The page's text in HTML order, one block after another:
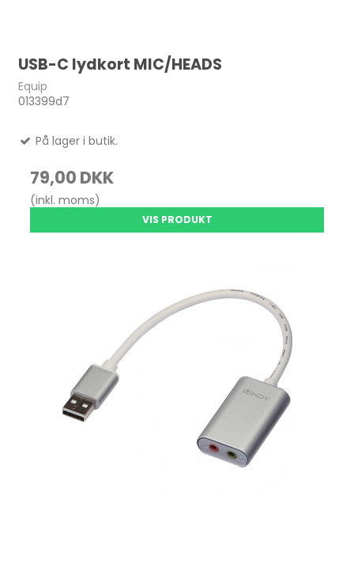
USB-C lydkort MIC/HEADS
Equip
013399d7
På lager i butik.
79,00 DKK
(inkl. moms)
VIS PRODUKT